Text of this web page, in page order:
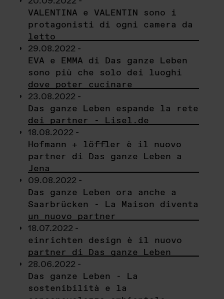
VALENTINA e VALENTIN sono i
protagonisti di ogni camera da
letto
29.08.2022 -
EVA e EMMA di Das ganze Leben
sono più che solo dei luoghi
dove poter cucinare
23.08.2022 -
Das ganze Leben espande la rete
dei partner - Lisel.de
18.08.2022 -
Hofmann + löffler è il nuovo
partner di Das ganze Leben a
Jena
09.08.2022 -
Das ganze Leben ora anche a
Saarbrücken - La Maison diventa
un nuovo partner
18.07.2022 -
einrichten design è il nuovo
partner di Das ganze Leben
28.06.2022 -
Das ganze Leben - La
sostenibilità e la